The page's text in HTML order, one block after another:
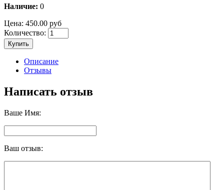
Наличие: 0
Цена: 450.00 руб
Количество:
Купить
Описание
Отзывы
Написать отзыв
Ваше Имя:
Ваш отзыв: